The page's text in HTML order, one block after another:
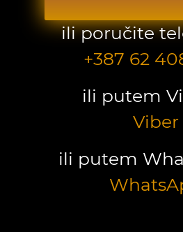
ili poručite
+387 62
ili putem
Viber
ili putem